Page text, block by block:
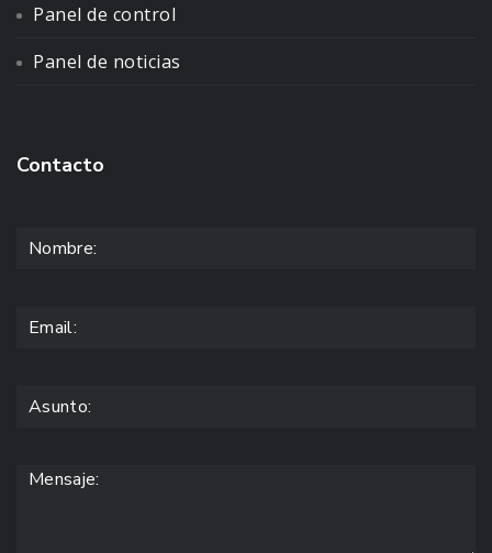
Panel de control
Panel de noticias
Contacto